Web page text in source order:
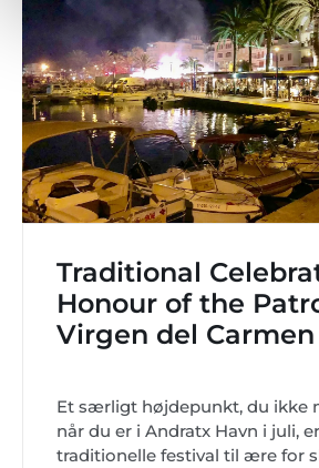
Traditional
Honour of the
Virgen del Carmen
Et særligt højdepunkt, du ikke
når du er i Andratx Havn i juli,
traditionelle festival til ære for